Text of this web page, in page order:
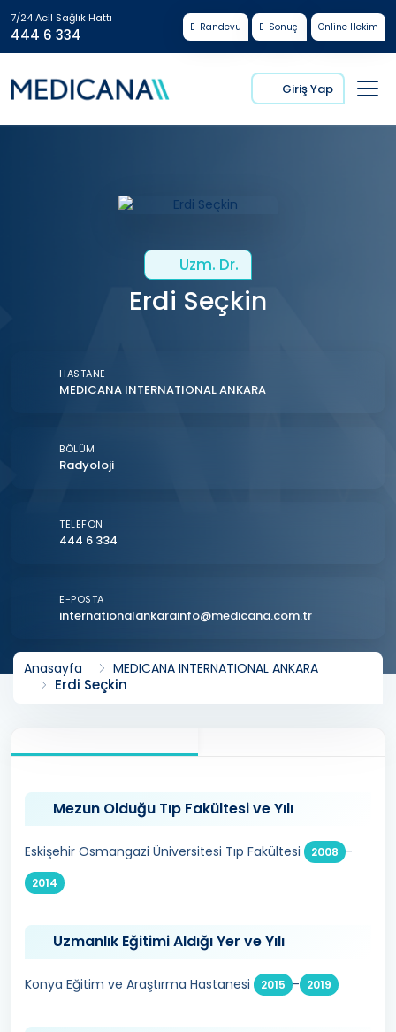
7/24 Acil Sağlık Hattı
444 6 334 E-Randevu E-Sonuç Online Hekim
Giriş Yap
Uzm. Dr.
Erdi Seçkin
HASTANE
MEDICANA INTERNATIONAL ANKARA
BÖLÜM
Radyoloji
TELEFON
444 6 334
E-POSTA
internationalankarainfo@medicana.com.tr
Anasayfa MEDICANA INTERNATIONAL ANKARA
Erdi Seçkin
Mezun Olduğu Tıp Fakültesi ve Yılı
Eskişehir Osmangazi Üniversitesi Tıp Fakültesi 2008 -
2014
Uzmanlık Eğitimi Aldığı Yer ve Yılı
Konya Eğitim ve Araştırma Hastanesi 2015 - 2019